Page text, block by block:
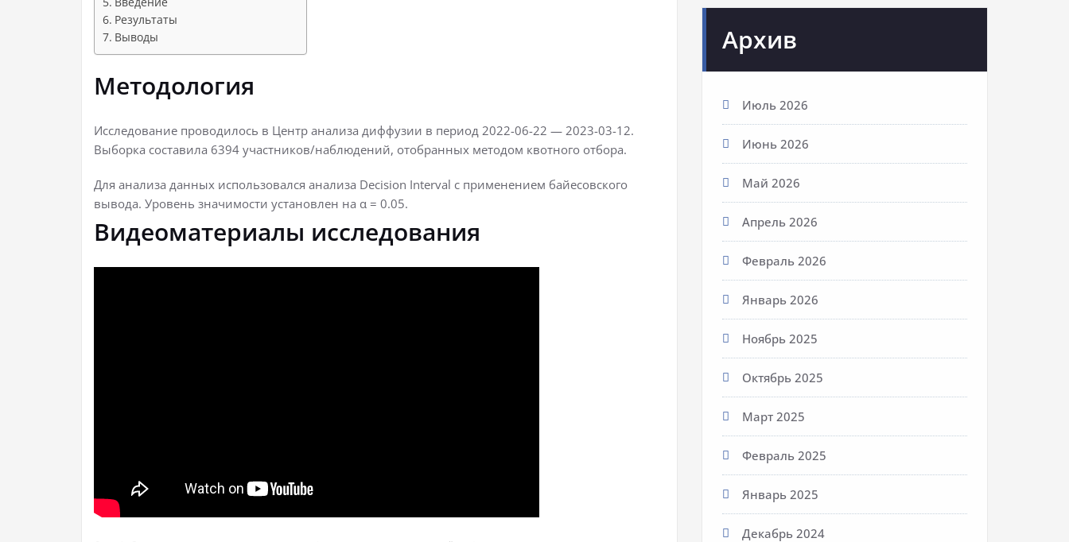
Результаты
Выводы
Методология
Исследование проводилось в Центр анализа диффузии в период 2022-06-22 — 2023-03-12.
Выборка составила 6394 участников/наблюдений, отобранных методом квотного отбора.
Для анализа данных использовался анализа Decision Interval с применением байесовского
вывода. Уровень значимости установлен на α = 0.05.
Видеоматериалы исследования
Архив
Июль 2026
Июнь 2026
Май 2026
Апрель 2026
Февраль 2026
Январь 2026
Ноябрь 2025
Октябрь 2025
Март 2025
Февраль 2025
Январь 2025
Декабрь 2024